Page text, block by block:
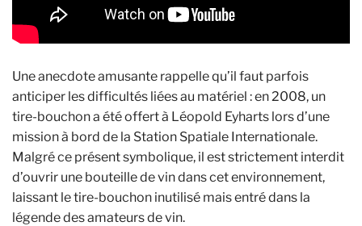
Une anecdote amusante rappelle qu’il faut parfois
anticiper les difficultés liées au matériel : en 2008, un
tire-bouchon a été offert à Léopold Eyharts lors d’une
mission à bord de la Station Spatiale Internationale.
Malgré ce présent symbolique, il est strictement interdit
d’ouvrir une bouteille de vin dans cet environnement,
laissant le tire-bouchon inutilisé mais entré dans la
légende des amateurs de vin.